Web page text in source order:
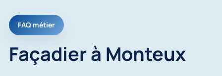
FAQ métier
Façadier à Monteux